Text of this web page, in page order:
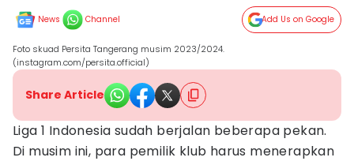
News Channel Add Us on Google
Foto skuad Persita Tangerang musim 2023/2024.
(instagram.com/persita.official)
Share Article
Liga 1 Indonesia sudah berjalan beberapa pekan.
Di musim ini, para pemilik klub harus menerapkan